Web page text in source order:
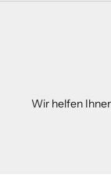
Wir helfen